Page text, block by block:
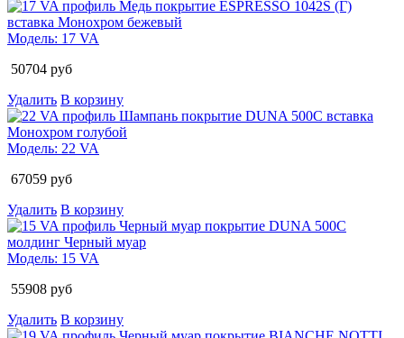
Модель: 17 VA
50704 руб
Удалить В корзину
Модель: 22 VA
67059 руб
Удалить В корзину
Модель: 15 VA
55908 руб
Удалить В корзину